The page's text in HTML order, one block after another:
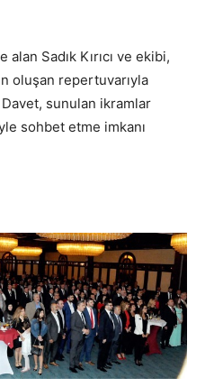
alan Sadık Kırıcı ve ekibi,
oluşan repertuvarıyla
sunulan ikramlar
sohbet etme imkanı